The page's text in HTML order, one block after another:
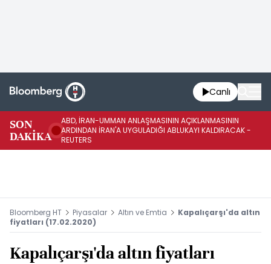
Canlı
SON
DAKİKA
ABD, İRAN-UMMAN ANLAŞMASININ AÇIKLANMASININ
ARDINDAN İRAN'A UYGULADIĞI ABLUKAYI KALDIRACAK -
REUTERS
Bloomberg HT Piyasalar Altın ve Emtia
Kapalıçarşı'da altın
fiyatları (17.02.2020)
Kapalıçarşı'da altın fiyatları